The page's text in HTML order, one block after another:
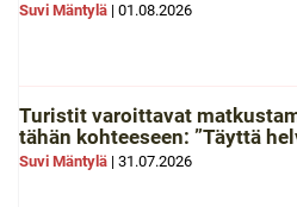
Suvi Mäntylä | 01.08.2026
Turistit varoittavat
tähän kohteeseen: ”Täyttä
Suvi Mäntylä | 31.07.2026